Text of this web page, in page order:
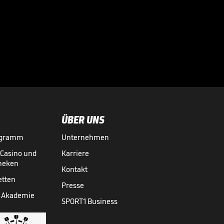
und
Akademie
ÜBER UNS
Unternehmen
Karriere
Kontakt
Presse
SPORT1 Business